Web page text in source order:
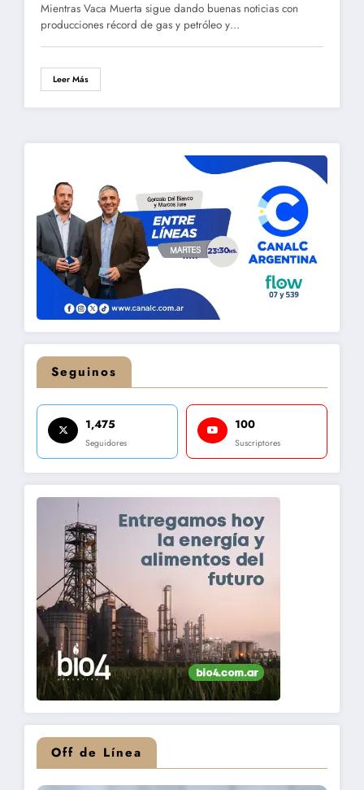
Mientras Vaca Muerta sigue dando buenas noticias con
producciones récord de gas y petróleo y…
Leer Más
Seguinos
1,475
Seguidores
100
Suscriptores
Off de Línea